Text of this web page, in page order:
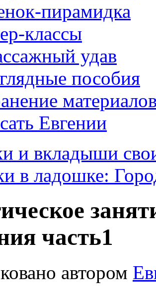
пирамидка
классы
удав
пособия
Евгении
и вкладыши
в ладошке:
часть1
автором